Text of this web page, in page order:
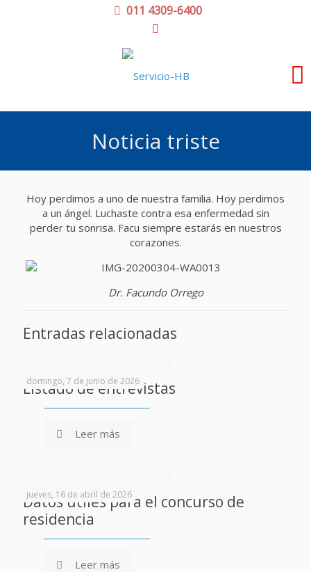
011 4309-6400
Noticia triste
Hoy perdimos a uno de nuestra familia. Hoy perdimos
a un ángel. Luchaste contra esa enfermedad sin
perder tu sonrisa. Facu siempre estarás en nuestros
corazones.
Dr. Facundo Orrego
Entradas relacionadas
domingo, 7 de junio de 2026
Listado de entrevistas
Leer más
jueves, 16 de abril de 2026
Datos útiles para el concurso de
residencia
Leer más